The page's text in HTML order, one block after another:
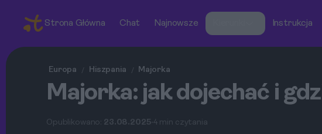
Strona Główna Chat Najnowsze Instrukcja
Europa / Hiszpania / Majorka
Majorka: jak dojechać i
Opublikowano: 23.08.2025 4 min czytania